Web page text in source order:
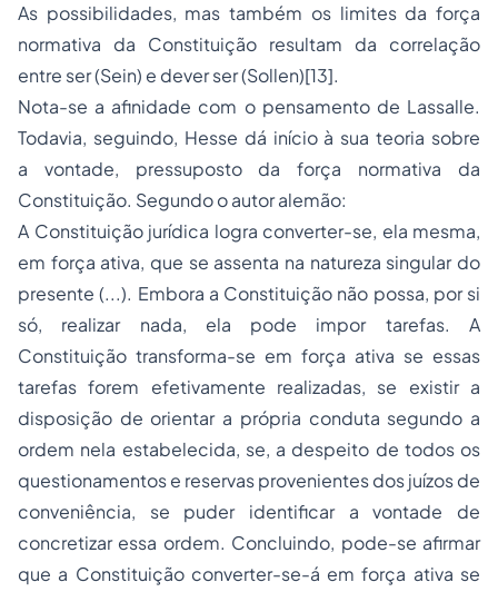
As possibilidades, mas também os limites da força
normativa da Constituição resultam da correlação
entre ser (Sein) e dever ser (Sollen)[13].
Nota-se a afinidade com o pensamento de Lassalle.
Todavia, seguindo, Hesse dá início à sua teoria sobre
a vontade, pressuposto daforça normativa da
Constituição. Segundo o autor alemão:
A Constituição jurídica logra converter-se, ela mesma,
em força ativa, que se assenta na natureza singular do
presente (...). Embora a Constituição não possa, por si
só, realizar nada, ela pode impor tarefas. A
Constituição transforma-se em força ativa se essas
tarefas forem efetivamente realizadas, se existir a
disposição de orientar a própria conduta segundo a
ordem nela estabelecida, se, a despeito de todos os
questionamentos e reservas provenientes dos juízos de
conveniência, se puder identificar a vontade de
concretizar essa ordem. Concluindo, pode-se afirmar
que a Constituição converter-se-á em força ativa se